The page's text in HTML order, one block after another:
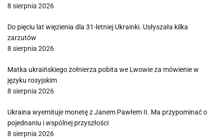
8 sierpnia 2026
Do pięciu lat więzienia dla 31-letniej Ukrainki. Usłyszała kilka
zarzutów
8 sierpnia 2026
Matka ukraińskiego żołnierza pobita we Lwowie za mówienie w
języku rosyjskim
8 sierpnia 2026
Ukraina wyemituje monetę z Janem Pawłem II. Ma przypominać o
pojednaniu i wspólnej przyszłości
8 sierpnia 2026